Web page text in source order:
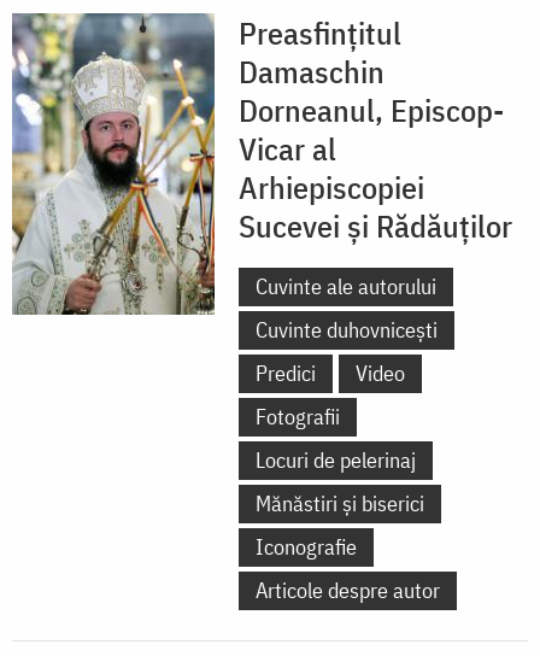
Preasfințitul
Damaschin
Dorneanul, Episcop-
Vicar al
Arhiepiscopiei
Sucevei și Rădăuților
Cuvinte ale autorului
Cuvinte duhovnicești
Predici
Video
Fotografii
Locuri de pelerinaj
Mănăstiri și biserici
Iconografie
Articole despre autor